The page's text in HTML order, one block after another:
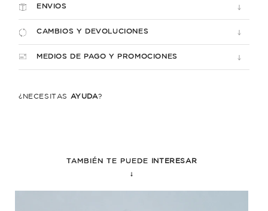
ENVIOS
CAMBIOS Y DEVOLUCIONES
MEDIOS DE PAGO Y PROMOCIONES
¿NECESITÁS AYUDA?
TAMBIÉN TE PUEDE
INTERESAR
↓